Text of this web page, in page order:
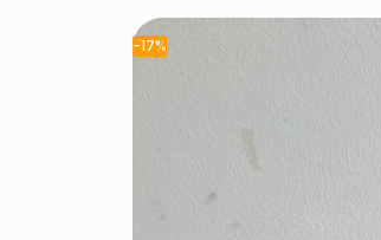
-17%